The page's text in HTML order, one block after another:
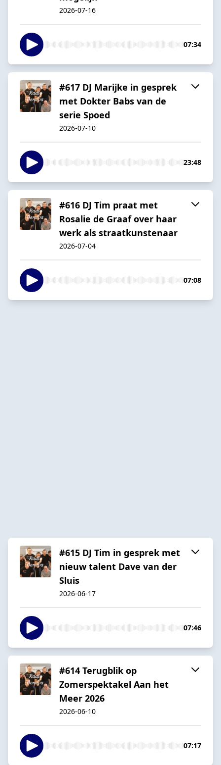
2026-07-16
07:34
#617 DJ Marijke in gesprek
met Dokter Babs van de
serie Spoed
2026-07-10
23:48
#616 DJ Tim praat met
Rosalie de Graaf over haar
werk als straatkunstenaar
2026-07-04
07:08
#615 DJ Tim in gesprek met
nieuw talent Dave van der
Sluis
2026-06-17
07:46
#614 Terugblik op
Zomerspektakel Aan het
Meer 2026
2026-06-10
07:17